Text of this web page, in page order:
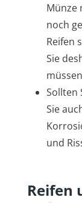
Münze
noch
Reifen
Sie
Sollten
Sie
und
Reifen